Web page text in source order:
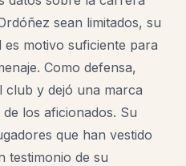
sean limitados, su
motivo suficiente para
Como defensa,
club y dejó una marca
los aficionados. Su
que han vestido
testimonio de su